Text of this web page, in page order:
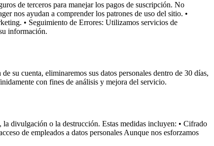
de terceros para manejar los pagos de suscripción. No
nos ayudan a comprender los patrones de uso del sitio. •
• Seguimiento de Errores: Utilizamos servicios de
información.
su cuenta, eliminaremos sus datos personales dentro de 30 días,
con fines de análisis y mejora del servicio.
divulgación o la destrucción. Estas medidas incluyen: • Cifrado
de empleados a datos personales Aunque nos esforzamos